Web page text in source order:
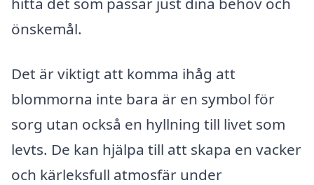
önskemål.
Det är viktigt att komma ihåg att
blommorna inte bara är en symbol för
sorg utan också en hyllning till livet som
levts. De kan hjälpa till att skapa en vacker
och kärleksfull atmosfär under